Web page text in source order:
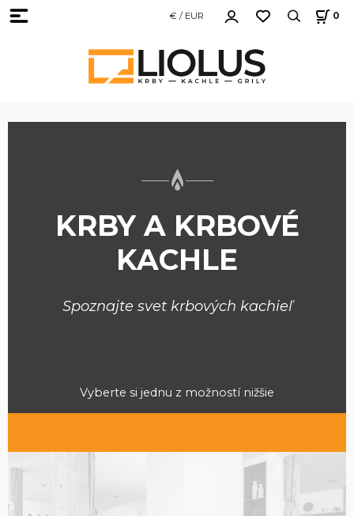
€ / EUR 0
KRBY A KRBOVÉ
KACHLE
Spoznajte svet krbových kachieľ
Vyberte si jednu z možností nižšie